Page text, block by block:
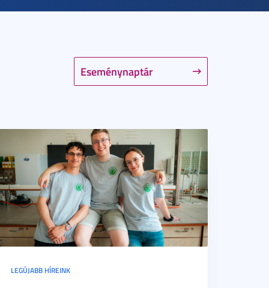
Eseménynaptár
LEGÚJABB HÍREINK